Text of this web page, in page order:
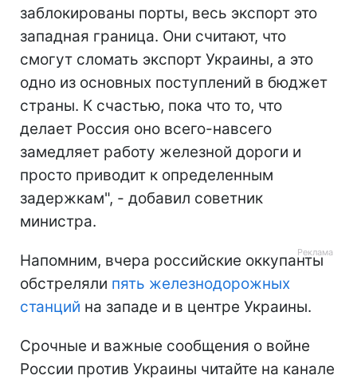
заблокированы порты, весь экспорт это
западная граница. Они считают, что
смогут сломать экспорт Украины, а это
одно из основных поступлений в бюджет
страны. К счастью, пока что то, что
делает Россия оно всего-навсего
замедляет работу железной дороги и
просто приводит к определенным
задержкам", - добавил советник
министра.
Напомним, вчера российские оккупанты
обстреляли пять железнодорожных
станций на западе и в центре Украины.
Срочные и важные сообщения о войне
России против Украины читайте на канале